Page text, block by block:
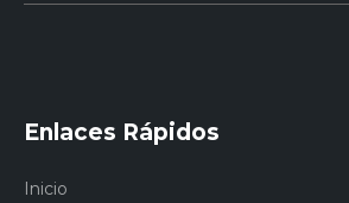
Enlaces Rápidos
Inicio